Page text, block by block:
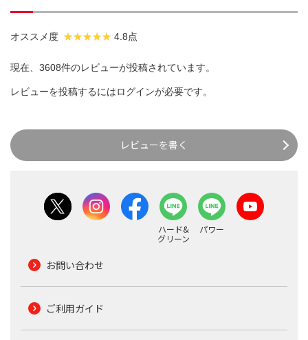
オススメ度 4.8点
現在、3608件のレビューが投稿されています。
レビューを投稿するにはログインが必要です。
レビューを書く
ハード&
グリーン
パワー
お問い合わせ
ご利用ガイド